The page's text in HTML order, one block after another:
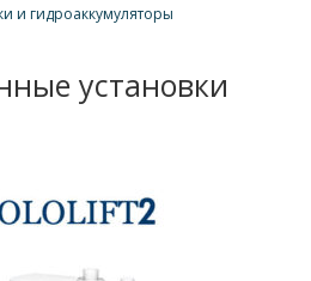
и гидроаккумуляторы
установки